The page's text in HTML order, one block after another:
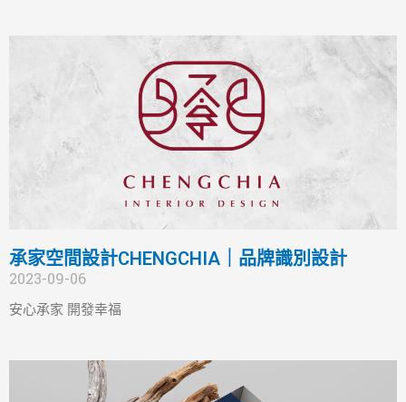
承家空間設計CHENGCHIA｜品牌識別設計
2023-09-06
安心承家 開發幸福